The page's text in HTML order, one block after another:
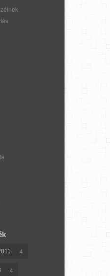
4
4